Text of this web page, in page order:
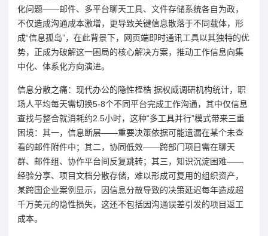
化问题——邮件、多平台聊天工具、文件存储系统各自为政，
不仅造成沟通成本激增，更导致关键信息散落于不同载体，形
成“信息孤岛”，在此背景下，网页端即时通讯工具以其独特的优
势，正成为破解这一困局的核心解决方案，推动工作信息向集
中化、体系化方向演进。
信息分散之痛：现代办公的隐性桎梏 据权威调研机构统计，职
场人平均每天需切换5-8个不同平台完成工作沟通，其中仅信息
查找与整合就消耗约2.5小时，这种“多工具并行”模式带来三重
困境：其一，信息断层——重要决策依据可能遗漏在某个未查
看的邮件附件中；其二，协同低效——跨部门项目需在聊天
群、邮件组、协作平台间反复跳转；其三，知识沉淀困难——
经验分享、项目文档分散存储，难以形成可复用的组织资产，
某跨国企业案例显示，因信息分散导致的决策延迟每年造成超
千万美元的隐性损失，这还不包括因沟通误差引发的项目返工
成本。